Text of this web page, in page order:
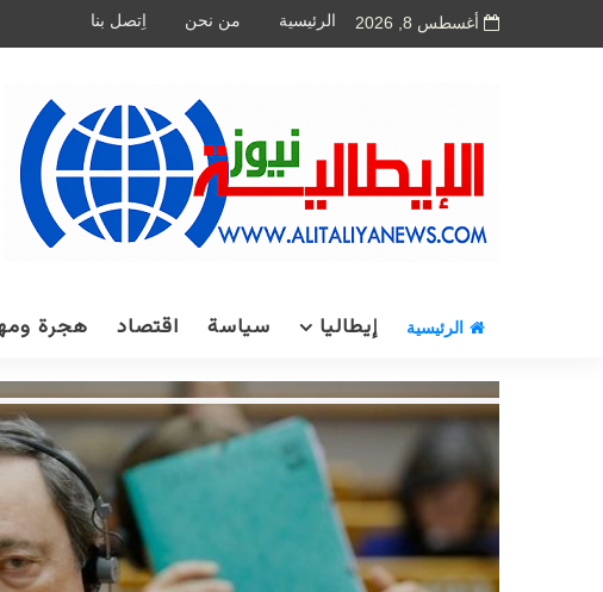
أغسطس 8, 2026 الرئيسية من نحن اِتصل بنا
الرئيسية إيطاليا سياسة اقتصاد هجرة